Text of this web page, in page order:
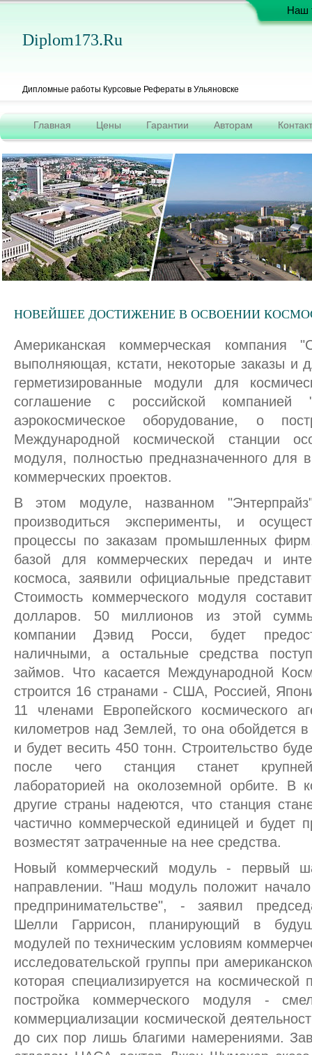
Diplom173.ru
Дипломные работы Курсовые Рефераты в Ульяновске
Наш
Главная Цены Гарантии Авторам
НОВЕЙШЕЕ ДОСТИЖЕНИЕ В ОСВОЕНИИ
Американская коммерческая компания
выполняющая, кстати, некоторые заказы
герметизированные модули для
соглашение с российской компанией
аэрокосмическое оборудование, о
Международной космической станции
модуля, полностью предназначенного для
коммерческих проектов.
В этом модуле, названном
производиться эксперименты, и
процессы по заказам промышленных
базой для коммерческих передач и
космоса, заявили официальные
Стоимость коммерческого модуля
долларов. 50 миллионов из этой
компании Дэвид Росси, будет
наличными, а остальные средства
займов. Что касается Международной
строится 16 странами - США, Россией,
11 членами Европейского космического
километров над Землей, то она обойдется
и будет весить 450 тонн. Строительство
после чего станция станет
лабораторией на околоземной орбите.
другие страны надеются, что станция
частично коммерческой единицей и будет
возместят затраченные на нее средства.
Новый коммерческий модуль - первый
направлении. "Наш модуль положит
предпринимательстве", - заявил
Шелли Гаррисон, планирующий в
модулей по техническим условиям
исследовательской группы при
которая специализируется на космической
постройка коммерческого модуля -
коммерциализации космической
до сих пор лишь благими намерениями.